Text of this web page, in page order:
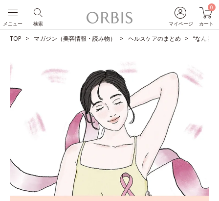
マイページ
0
カート
検索
メニュー
TOP マガジン（美容情報・読み物） ヘルスケアのまとめ “なんと